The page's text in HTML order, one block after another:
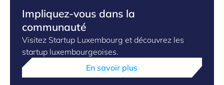
Impliquez-vous dans la
communauté
Visitez Startup Luxembourg et découvrez les
startup luxembourgeoises.
En savoir plus